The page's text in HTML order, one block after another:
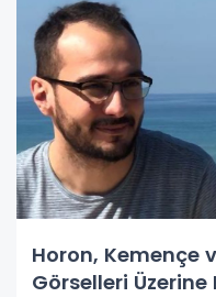
Horon, Kemençe
Görselleri Üzerine